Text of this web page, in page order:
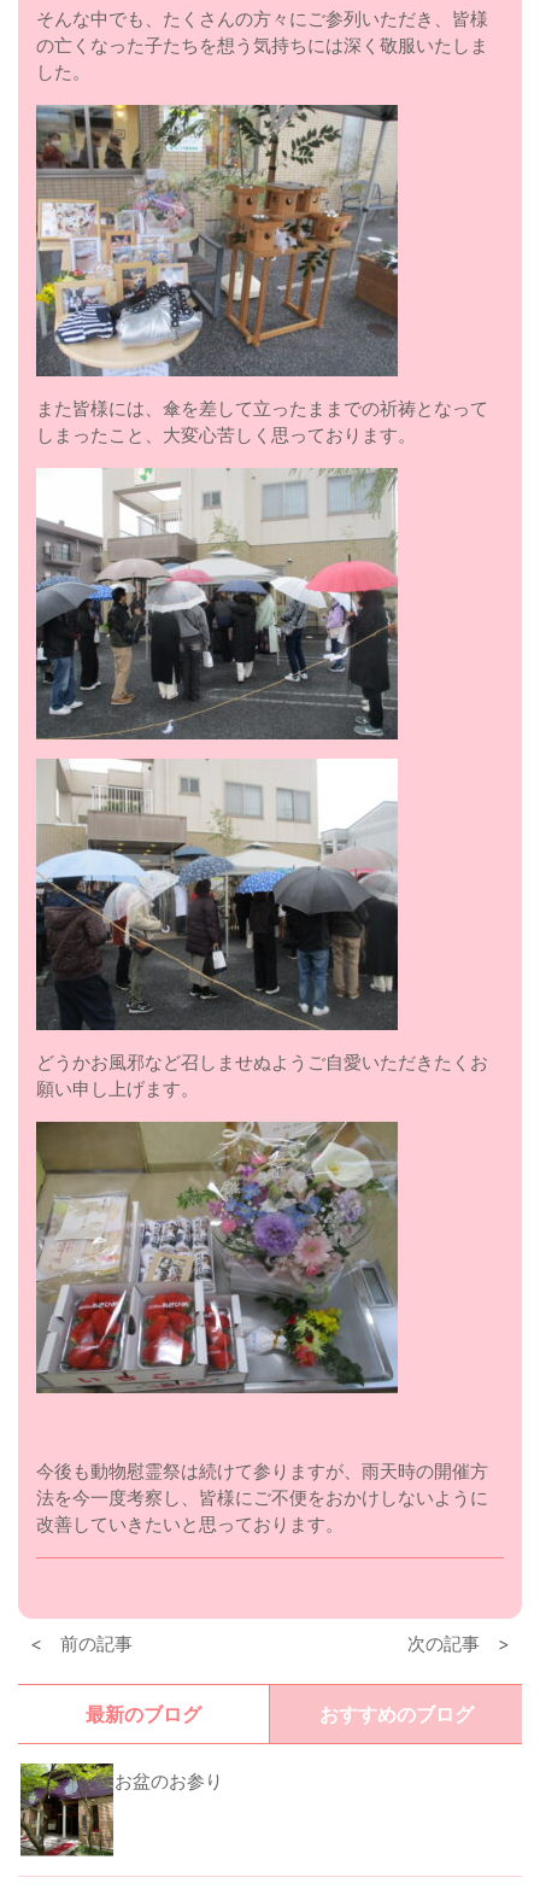
そんな中でも、たくさんの方々にご参列いただき、皆様
の亡くなった子たちを想う気持ちには深く敬服いたしま
した。
また皆様には、傘を差して立ったままでの祈祷となって
しまったこと、大変心苦しく思っております。
どうかお風邪など召しませぬようご自愛いただきたくお
願い申し上げます。
今後も動物慰霊祭は続けて参りますが、雨天時の開催方
法を今一度考察し、皆様にご不便をおかけしないように
改善していきたいと思っております。
< 前の記事 次の記事 >
最新のブログ おすすめのブログ
お盆のお参り